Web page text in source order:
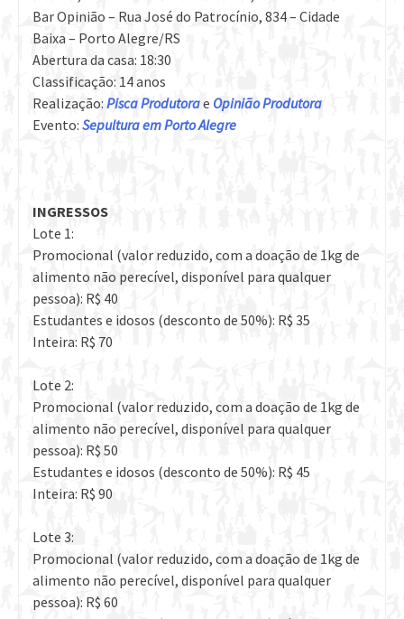
Bar Opinião – Rua José do Patrocínio, 834 – Cidade
Baixa – Porto Alegre/RS
Abertura da casa: 18:30
Classificação: 14 anos
Realização: Pisca Produtorae Opinião Produtora
Evento: Sepultura em Porto Alegre
INGRESSOS
Lote 1:
Promocional (valor reduzido, com a doação de 1kg de
alimento não perecível, disponível para qualquer
pessoa): R$ 40
Estudantes e idosos (desconto de 50%): R$ 35
Inteira: R$ 70
Lote 2:
Promocional (valor reduzido, com a doação de 1kg de
alimento não perecível, disponível para qualquer
pessoa): R$ 50
Estudantes e idosos (desconto de 50%): R$ 45
Inteira: R$ 90
Lote 3:
Promocional (valor reduzido, com a doação de 1kg de
alimento não perecível, disponível para qualquer
pessoa): R$ 60